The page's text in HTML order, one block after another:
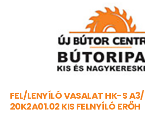
FEL/LENYÍLÓ VASALAT HK-S
20K2A01.02 KIS FELNYÍLÓ ERŐH